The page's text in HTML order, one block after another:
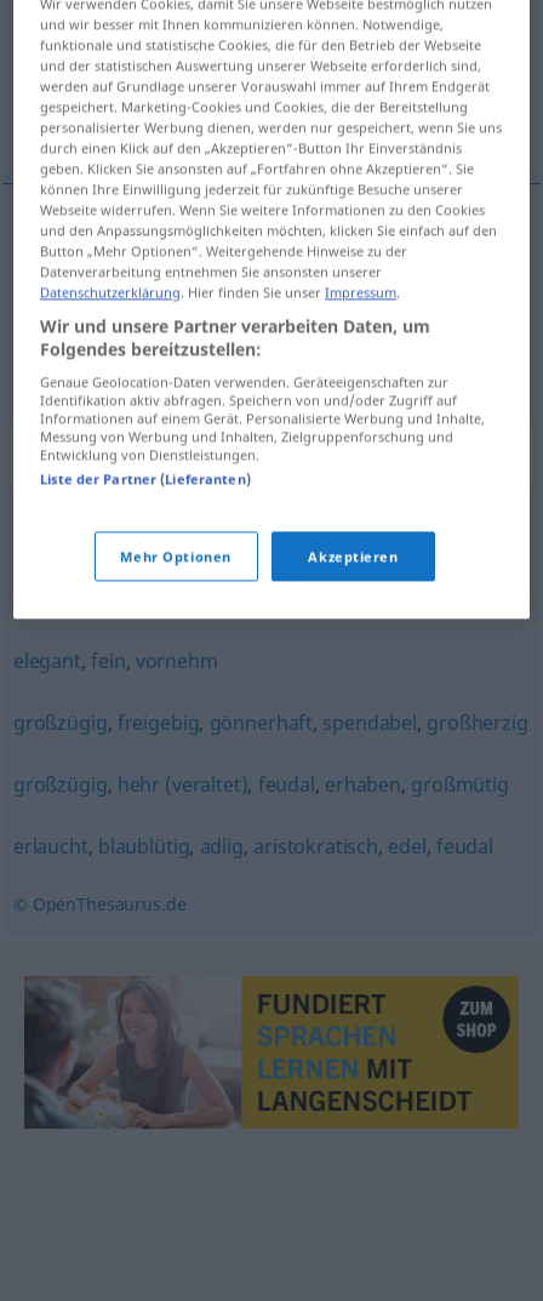
Übersicht aller Übersetzungen
(Für mehr Details die Übersetzung anklicken/antippen)
ušlechtilý, nóbl, štĕdrý
ušlechtilý nobel edel
nóbl nobel
štĕdrý
Synonyme für "nobel"
exklusiv,elegant,mondän,extravagant,vornehm
elegant,fein, vornehm
großzügig, freigebig, gönnerhaft, spendabel, großherzig
großzügig, hehr (veraltet), feudal, erhaben, großmütig
erlaucht, blaublütig, adlig, aristokratisch, edel, feudal
© OpenThesaurus.de
und wir besser mit Ihnen kommunizieren können. Notwendige,
funktionale und statistische Cookies, die für den Betrieb der Webseite
und der statistischen Auswertung unserer Webseite erforderlich sind,
werden auf Grundlage unserer Vorauswahl immer auf Ihrem Endgerät
gespeichert. Marketing-Cookies und Cookies, die der Bereitstellung
personalisierter Werbung dienen, werden nur gespeichert, wenn Sie uns
durch einen Klick auf den „Akzeptieren“-Button Ihr Einverständnis
geben. Klicken Sie ansonsten auf „Fortfahren ohne Akzeptieren“. Sie
können Ihre Einwilligung jederzeit für zukünftige Besuche unserer
Webseite widerrufen. Wenn Sie weitere Informationen zu den Cookies
und den Anpassungsmöglichkeiten möchten, klicken Sie einfach auf den
Button „Mehr Optionen“. Weitergehende Hinweise zu der
Datenverarbeitung entnehmen Sie ansonsten unserer
Datenschutzerklärung. Hier finden Sie unserImpressum.
Wir und unsere Partner verarbeiten Daten, um
Folgendes bereitzustellen:
Genaue Geolocation-Daten verwenden. Geräteeigenschaften zur
Identifikation aktiv abfragen. Speichern von und/oder Zugriff auf
Informationen auf einem Gerät. Personalisierte Werbung und Inhalte,
Messung von Werbung und Inhalten, Zielgruppenforschung und
Entwicklung von Dienstleistungen.
Liste der Partner (Lieferanten)
Mehr Optionen Akzeptieren